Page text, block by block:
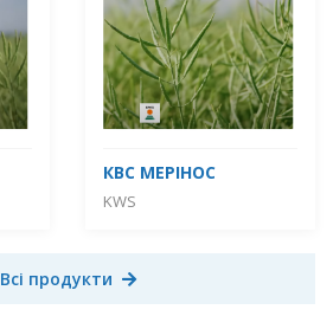
КВС МЕРІНОС
KWS
Всі продукти